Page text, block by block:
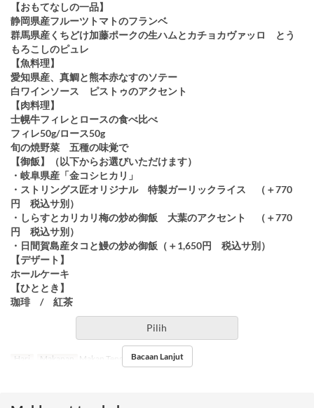
【おもてなしの一品】
静岡県産フルーツトマトのフランベ
群馬県産くちどけ加藤ポークの生ハムとカチョカヴァッロ とう
もろこしのピュレ
【魚料理】
愛知県産、真鯛と熊本赤なすのソテー
白ワインソース ピストゥのアクセント
【肉料理】
士幌牛フィレとロースの食べ比べ
フィレ50g/ロース50g
旬の焼野菜 五種の味覚で
【御飯】（以下からお選びいただけます）
・岐阜県産「金コシヒカリ」
・ストリングス匠オリジナル 特製ガーリックライス （＋770
円 税込サ別）
・しらすとカリカリ梅の炒め御飯 大葉のアクセント （＋770
円 税込サ別）
・日間賀島産タコと鰻の炒め御飯（＋1,650円 税込サ別）
【デザート】
ホールケーキ
【ひととき】
珈琲 / 紅茶
Pilih
Hari Makanan Makan Tengah HariBacaan Lanjut